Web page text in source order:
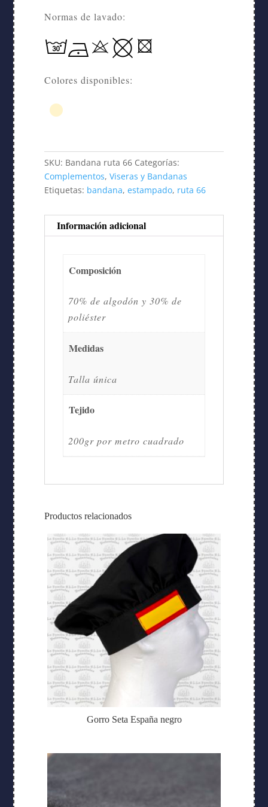
Normas de lavado:
Colores disponibles:
SKU: Bandana ruta 66 Categorías:
Complementos, Viseras y Bandanas
Etiquetas: bandana, estampado, ruta 66
Información adicional
Composición
70% de algodón y 30% de
poliéster
Medidas
Talla única
Tejido
200gr por metro cuadrado
Productos relacionados
Gorro Seta España negro